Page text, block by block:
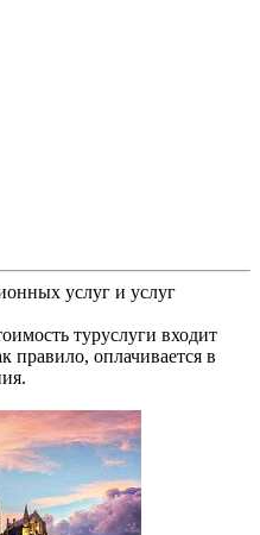
услуг и услуг
туруслуги входит
правило, оплачивается в